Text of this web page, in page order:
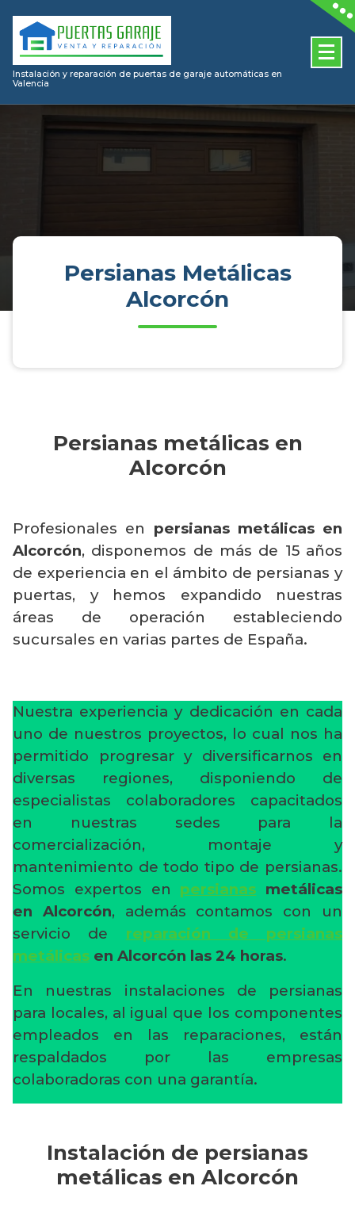
content
Instalación y reparación de puertas de garaje automáticas en
Valencia
Persianas Metálicas
Alcorcón
Persianas metálicas en
Alcorcón
Profesionales en persianas metálicas en
Alcorcón, disponemos de más de 15 años
de experiencia en el ámbito de persianas y
puertas, y hemos expandido nuestras
áreas de operación estableciendo
sucursales en varias partes de España.
Nuestra experiencia y dedicación en cada
uno de nuestros proyectos, lo cual nos ha
permitido progresar y diversificarnos en
diversas regiones, disponiendo de
especialistas colaboradores capacitados
en nuestras sedes para la
comercialización, montaje y
mantenimiento de todo tipo de persianas.
Somos expertos en persianas metálicas
en Alcorcón, además contamos con un
servicio de reparación de persianas
metálicas en Alcorcón las 24 horas.
En nuestras instalaciones de persianas
para locales, al igual que los componentes
empleados en las reparaciones, están
respaldados por las empresas
colaboradoras con una garantía.
Instalación de persianas
metálicas en Alcorcón